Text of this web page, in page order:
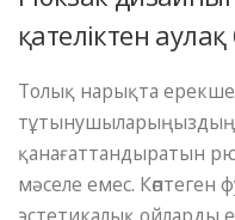
қателіктен
Толық нарықта
тұтынушыларыңыздың
қанағаттандыратын
мәселе емес.